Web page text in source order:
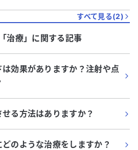
すべて見る(2)
治療」に関する記事
効果がありますか？注射や点
る方法はありますか？
のような治療をしますか？